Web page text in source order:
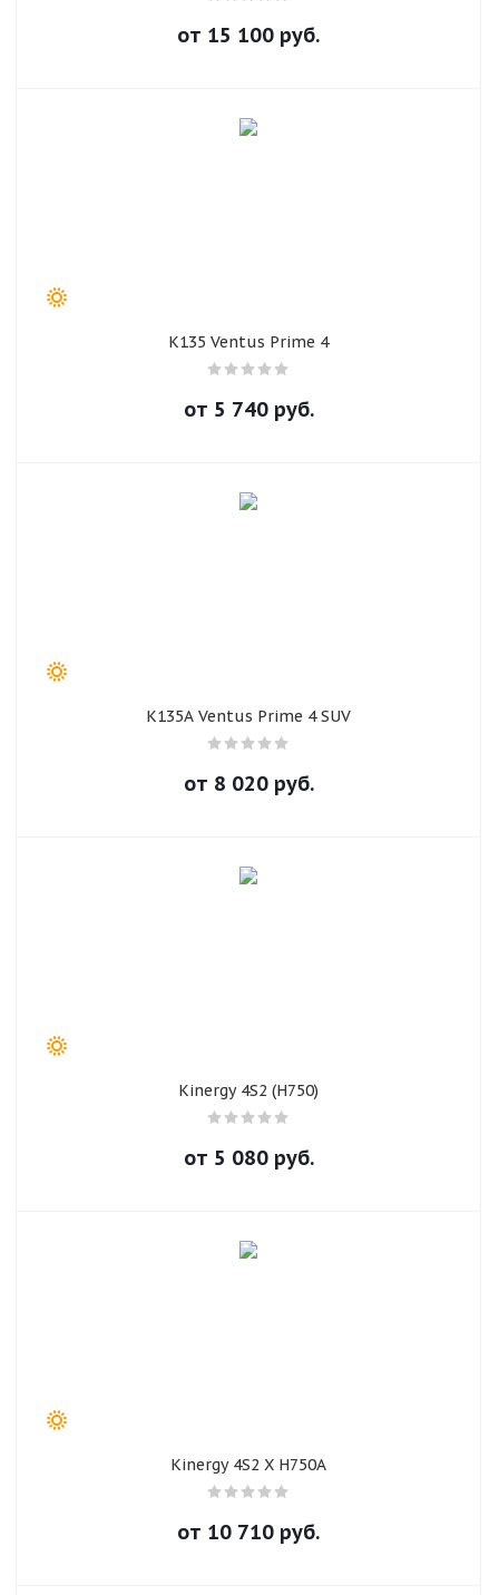
от 15 100 руб.
K135 Ventus Prime 4
от 5 740руб.
K135A Ventus Prime 4 SUV
от 8 020руб.
Kinergy 4S2 (H750)
от 5 080руб.
Kinergy 4S2 X H750A
от 10 710 руб.